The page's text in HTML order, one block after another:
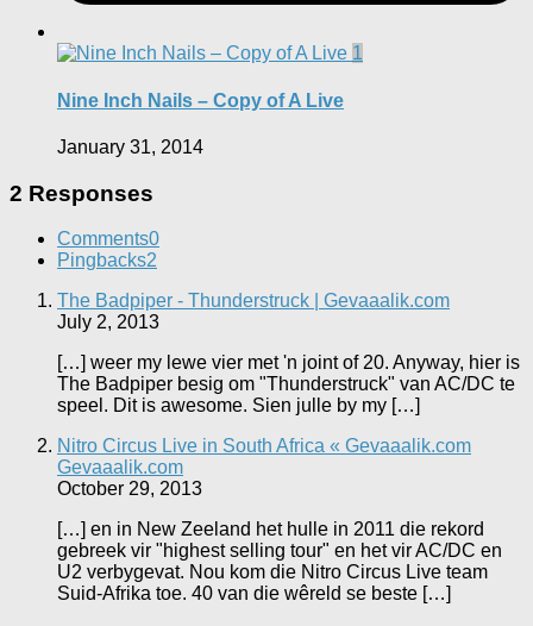
1
Nine Inch Nails – Copy of A Live
January 31, 2014
2 Responses
Comments0
Pingbacks2
The Badpiper - Thunderstruck | Gevaaalik.com
July 2, 2013
[…] weer my lewe vier met 'n joint of 20. Anyway, hier is
The Badpiper besig om "Thunderstruck" van AC/DC te
speel. Dit is awesome. Sien julle by my […]
Nitro Circus Live in South Africa « Gevaaalik.com
Gevaaalik.com
October 29, 2013
[…] en in New Zeeland het hulle in 2011 die rekord
gebreek vir "highest selling tour" en het vir AC/DC en
U2 verbygevat. Nou kom die Nitro Circus Live team
Suid-Afrika toe. 40 van die wêreld se beste […]